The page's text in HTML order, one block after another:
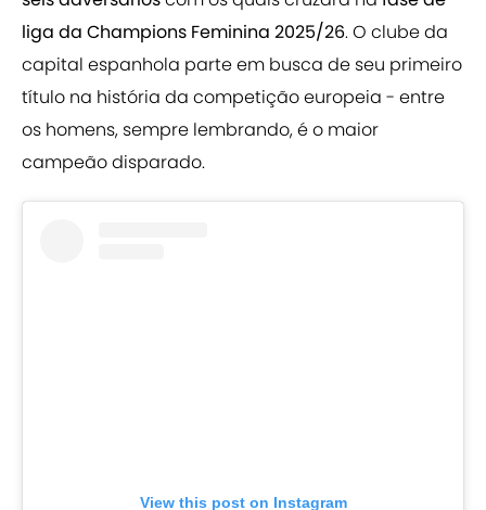
liga da Champions Feminina 2025/26. O clube da
capital espanhola parte em busca de seu primeiro
título na história da competição europeia - entre
os homens, sempre lembrando, é o maior
campeão disparado.
View this post on Instagram